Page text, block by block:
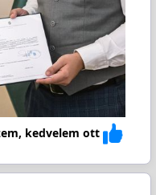
kedvelem ott